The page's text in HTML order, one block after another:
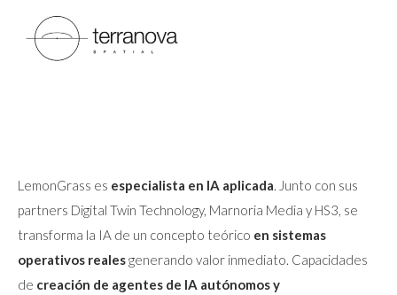
LemonGrass es especialista en IA aplicada. Junto con sus
partners Digital Twin Technology, Marnoria Media y HS3, se
transforma la IA de un concepto teórico en sistemas
operativos realesgenerando valor inmediato. Capacidades
de creación de agentes de IA autónomos y